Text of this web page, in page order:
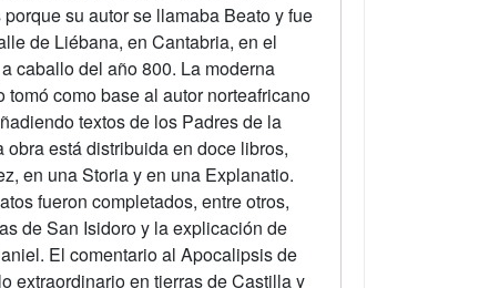
su autor se llamaba Beato y fue
de Liébana, en Cantabria, en el
caballo del año 800. La moderna
como base al autor norteafricano
textos de los Padres de la
obra está distribuida en doce libros,
en una Storia y en una Explanatio.
fueron completados, entre otros,
de San Isidoro y la explicación de
El comentario al Apocalipsis de
extraordinario en tierras de Castilla y